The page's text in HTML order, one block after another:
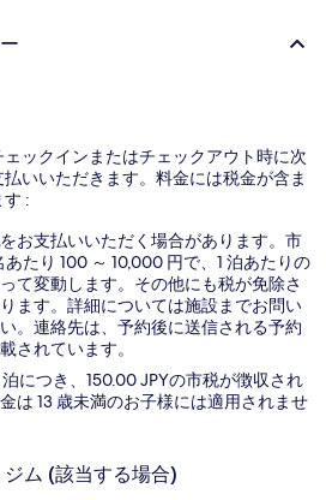
ックインまたはチェックアウト時に次
いいただきます。料金には税金が含ま
:
をお支払いいただく場合があります。市
あたり 100 ～ 10,000 円で、1 泊あたりの
て変動します。その他にも税が免除さ
ます。詳細については施設までお問い
。連絡先は、予約後に送信される予約
されています。
泊につき、150.00 JPYの市税が徴収され
は 13 歳未満のお子様には適用されませ
ム (該当する場合)